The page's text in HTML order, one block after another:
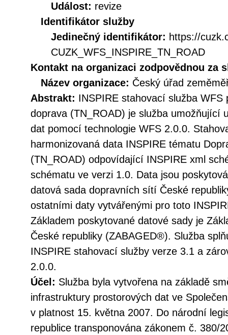
Událost: revize
Identifikátor služby
Jedinečný identifikátor: https://
CUZK_WFS_INSPIRE_TN_ROAD
Kontakt na organizaci zodpovědnou za
Název organizace: Český úřad
Abstrakt: INSPIRE stahovací služba
doprava (TN_ROAD) je služba umožňující
dat pomocí technologie WFS 2.0.0.
harmonizovaná data INSPIRE tématu
(TN_ROAD) odpovídající INSPIRE xml
schématu ve verzi 1.0. Data jsou
datová sada dopravních sítí České
ostatními daty vytvářenými pro toto
Základem poskytované datové sady je
České republiky (ZABAGED®). Služba
INSPIRE stahovací služby verze 3.1 a
2.0.0.
Účel: Služba byla vytvořena na základě
infrastruktury prostorových dat ve
v platnost 15. května 2007. Do národní
republice transponována zákonem č. 380/